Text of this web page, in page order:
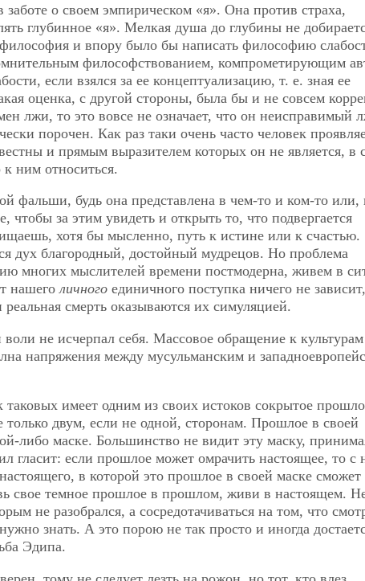
о своем эмпирическом «я». Она против страха,
глубинное «я». Мелкая душа до глубины не
и впору было бы написать философию
философствованием, компрометирующим
если взялся за ее концептуализацию, т. е. зная ее
оценка, с другой стороны, была бы и не совсем
лжи, то это вовсе не означает, что он неисправимый
порочен. Как раз таки очень часто человек
и прямым выразителем которых он не является, в
к ним относиться.
фальши, будь она представлена в чем-то и ком-то или,
за этим увидеть и открыть то, что подвергается
хотя бы мысленно, путь к истине или к счастью.
дух благородный, достойный мудрецов. Но проблема
многих мыслителей времени постмодерна, живем в
нашеголичного единичного поступка ничего не
смерть оказываются их симуляцией.
не исчерпал себя. Массовое обращение к
напряжения между мусульманским и
имеет одним из своих истоков сокрытое
только двум, если не одной, сторонам. Прошлое в своей
либо маске. Большинство не видит эту маску,
гласит: если прошлое может омрачить настоящее, то с
в которой это прошлое в своей маске сможет
свое темное прошлое в прошлом, живи в настоящем.
не разобрался, а сосредотачиваться на том, что
знать. А это порою не так просто и иногда
Эдипа.